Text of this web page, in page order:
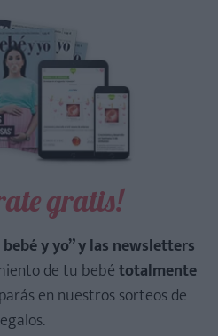
gratis!
y yo” y las newsletters
de tu bebétotalmente
en nuestros sorteos de